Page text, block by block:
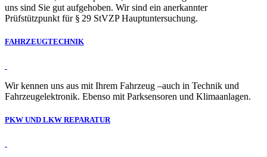
uns sind Sie gut aufgehoben. Wir sind ein anerkannter
Prüfstützpunkt für § 29 StVZP Hauptuntersuchung.
FAHRZEUGTECHNIK
Wir kennen uns aus mit Ihrem Fahrzeug –auch in Technik und
Fahrzeugelektronik. Ebenso mit Parksensoren und Klimaanlagen.
PKW UND LKW REPARATUR